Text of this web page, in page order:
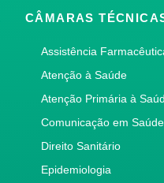
CÂMARAS
Assistência
Atenção à Saúde
Atenção Primária à
Comunicação em Saúde
Direito Sanitário
Epidemiologia